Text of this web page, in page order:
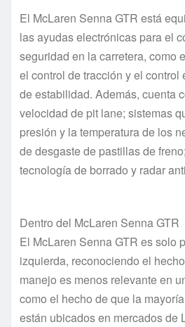
El McLaren Senna GTR está
las ayudas electrónicas para el
seguridad en la carretera, como
el control de tracción y el control
de estabilidad. Además, cuenta
velocidad de pit lane; sistemas
presión y la temperatura de los
de desgaste de pastillas de
tecnología de borrado y radar
Dentro del McLaren Senna GTR
El McLaren Senna GTR es solo
izquierda, reconociendo el
manejo es menos relevante en
como el hecho de que la
están ubicados en mercados de